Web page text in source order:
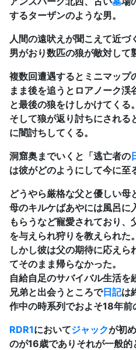
するターザンのような男。
人間の遠吠えが聞こえて近
男がおり数匹の狼が敵対して
複数回遭遇するとミニマップ
まま後を追うとロアノーク
と最後の狼をけしかけてくる。
そして狼が返り討ちにされる
に闇討ちしてくる。
洞窟奥までいくと「逃亡者の
は彼がどのようにして今に至
どうやら厳格な父と優しい母
母のキルケばあやには風呂に
もらうなど寵愛されており
を与えられ狩りを教えられた。
しかし彼は父の期待に応えら
てそのまま帰らなかった。
自給自足のサバイバル生活
兄弟と出会うところで日記は
作中の時系列でおよそ18年前
RDR1においてジャックが初
のが16歳でありそれが一般